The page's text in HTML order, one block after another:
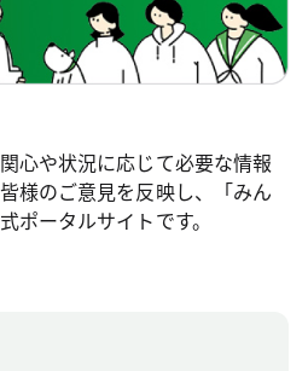
心や状況に応じて必要な情報
様のご意見を反映し、「みん
ポータルサイトです。